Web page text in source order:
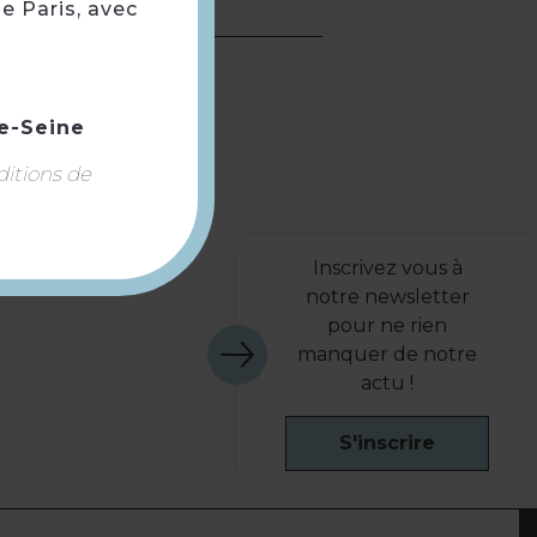
Inscrivez vous à
notre newsletter
pour ne rien
manquer de notre
actu !
S'inscrire
Paris, avec
Seine
de